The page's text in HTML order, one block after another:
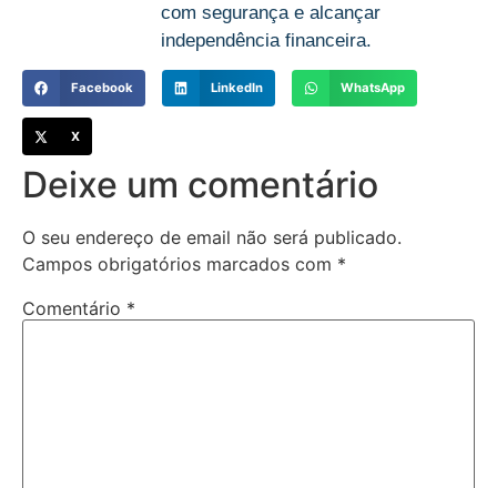
com segurança e alcançar
independência financeira.
Facebook LinkedIn WhatsApp
X
Deixe um comentário
O seu endereço de email não será publicado.
Campos obrigatórios marcados com *
Comentário *